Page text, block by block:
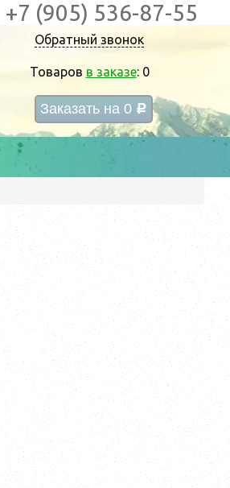
Обратный звонок
Товаров в заказе: 0
Заказать на 0 c
+7 (905) 536-87-55